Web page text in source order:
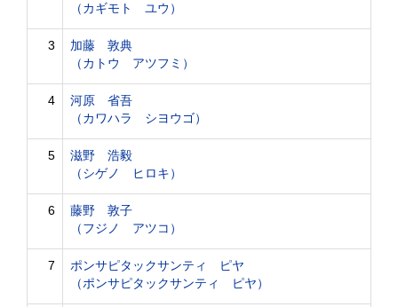
（カギモト ユウ）
3
加藤 敦典
（カトウ アツフミ）
4
河原 省吾
（カワハラ シヨウゴ）
5
滋野 浩毅
（シゲノ ヒロキ）
6
藤野 敦子
（フジノ アツコ）
7
ポンサピタックサンティ ピヤ
（ポンサピタックサンティ ピヤ）